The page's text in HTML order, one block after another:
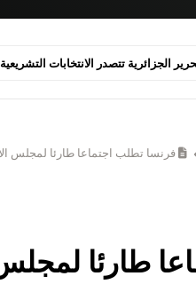
استقالته من رئاسة الحكومة
فرنسا تطلب اجتماعا طارئا لمجلس
طارئا